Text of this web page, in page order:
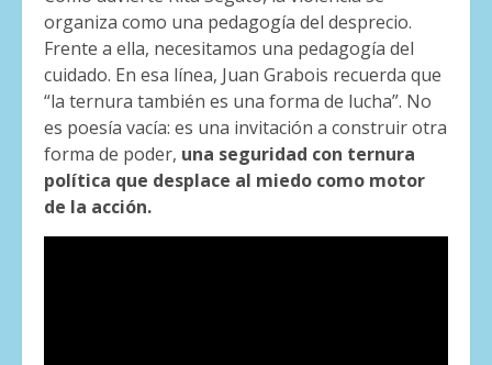
organiza como una pedagogía del desprecio.
Frente a ella, necesitamos una pedagogía del
cuidado. En esa línea, Juan Grabois recuerda que
“la ternura también es una forma de lucha”. No
es poesía vacía: es una invitación a construir otra
forma de poder, una seguridad con ternura
política que desplace al miedo como motor
de la acción.